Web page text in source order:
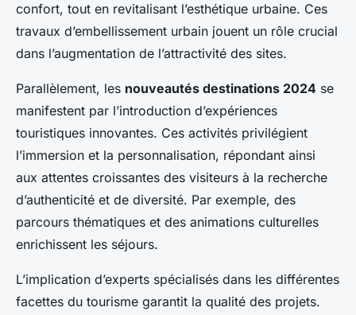
confort, tout en revitalisant l’esthétique urbaine. Ces
travaux d’embellissement urbain jouent un rôle crucial
dans l’augmentation de l’attractivité des sites.
Parallèlement, les nouveautés destinations 2024 se
manifestent par l’introduction d’expériences
touristiques innovantes. Ces activités privilégient
l’immersion et la personnalisation, répondant ainsi
aux attentes croissantes des visiteurs à la recherche
d’authenticité et de diversité. Par exemple, des
parcours thématiques et des animations culturelles
enrichissent les séjours.
L’implication d’experts spécialisés dans les différentes
facettes du tourisme garantit la qualité des projets.